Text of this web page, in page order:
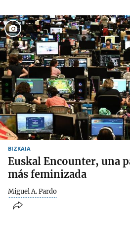
BIZKAIA
Euskal Encounter, una
más feminizada
Miguel A. Pardo